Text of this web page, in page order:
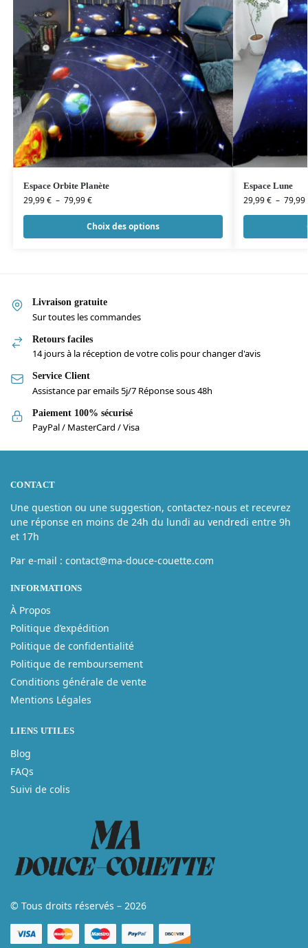
Espace Orbite Planète
29,99€ – 79,99€
Choix des options
Espace Lune
29,99€ – 79,99
Livraison gratuite
Sur toutes les commandes
Retours faciles
14 jours à la réception de votre colis pour changer d'avis
Service Client
Assistance par emails 5j/7 Réponse sous 48h
Paiement 100% sécurisé
PayPal / MasterCard / Visa
CONTACT
Une question ou une suggestion, contactez-nous et recevrez
une réponse en moins de 24h du lundi au vendredi entre 9h
et 17h
Par e-mail : contact@ma-douce-couette.com
INFORMATIONS
À Propos
Politique d’expédition
Politique de confidentialité
Politique de remboursement
Conditions générale de vente
Mentions Légales
LIENS UTILES
Blog
FAQs
Suivi de colis
© Tous droits réservés – 2026